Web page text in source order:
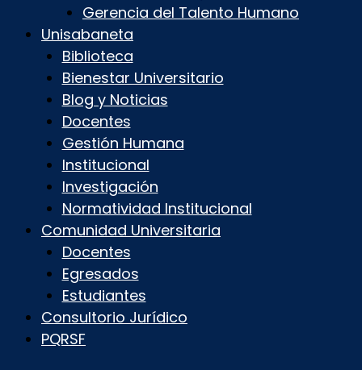
Gerencia del Talento Humano
Unisabaneta
Biblioteca
Bienestar Universitario
Blog y Noticias
Docentes
Gestión Humana
Institucional
Investigación
Normatividad Institucional
Comunidad Universitaria
Docentes
Egresados
Estudiantes
Consultorio Jurídico
PQRSF